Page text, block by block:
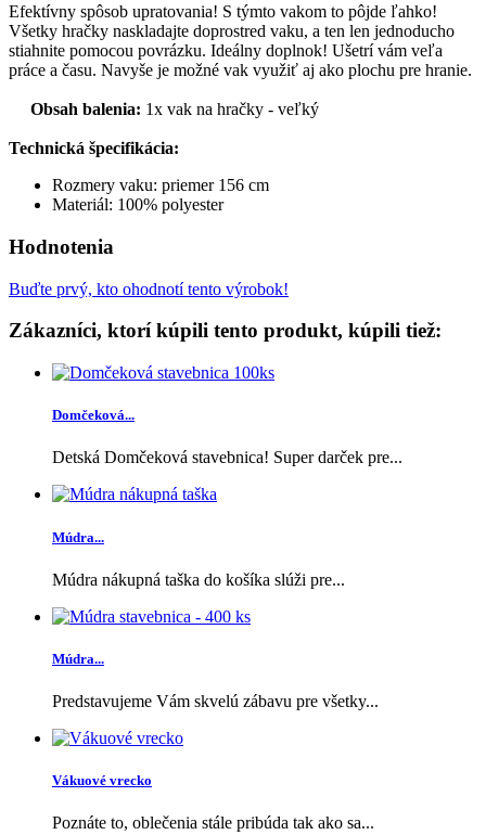
Efektívny spôsob upratovania! S týmto vakom to pôjde ľahko!
Všetky hračky naskladajte doprostred vaku, a ten len jednoducho
stiahnite pomocou povrázku. Ideálny doplnok! Ušetrí vám veľa
práce a času. Navyše je možné vak využiť aj ako plochu pre hranie.
Obsah balenia: 1x vak na hračky - veľký
Technická špecifikácia:
Rozmery vaku: priemer 156 cm
Materiál: 100% polyester
Hodnotenia
Buďte prvý, kto ohodnotí tento výrobok!
Zákazníci, ktorí kúpili tento produkt, kúpili tiež:
Domčeková...
Detská Domčeková stavebnica! Super darček pre...
Múdra...
Múdra nákupná taška do košíka slúži pre...
Múdra...
Predstavujeme Vám skvelú zábavu pre všetky...
Vákuové vrecko
Poznáte to, oblečenia stále pribúda tak ako sa...